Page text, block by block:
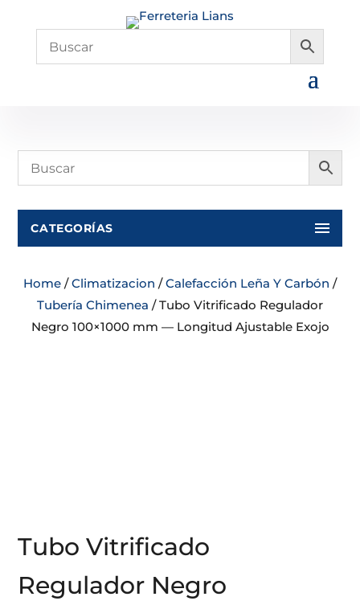
CATEGORÍAS
Home /Climatizacion /Calefacción Leña Y Carbón /
Tubería Chimenea / Tubo Vitrificado Regulador
Negro 100×1000 mm — Longitud Ajustable Exojo
Tubo Vitrificado
Regulador Negro